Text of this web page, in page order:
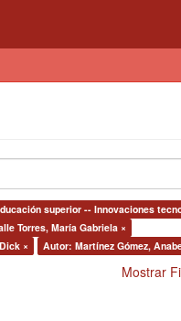
superior -- Innovaciones
Torres, María Gabriela ×
× Autor: Martínez Gómez,
Mostrar